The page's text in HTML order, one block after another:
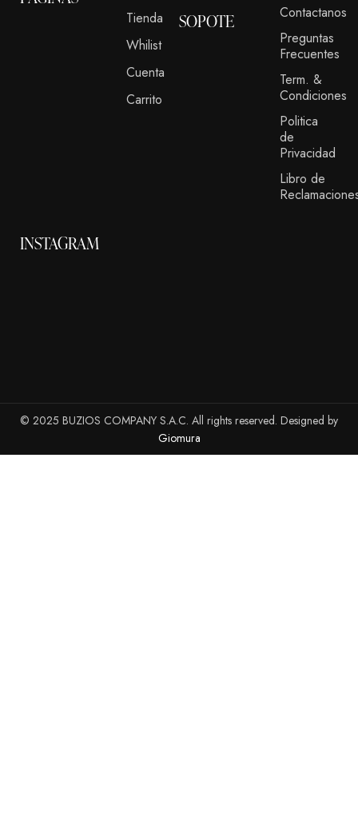
Tienda
Whilist
Cuenta
Carrito
SOPOTE
Contactanos
Preguntas
Frecuentes
Term. &
Condiciones
Politica
de
Privacidad
Libro de
INSTAGRAM
© 2025 BUZIOS COMPANY S.A.C. All rights reserved. Designed by
Giomura